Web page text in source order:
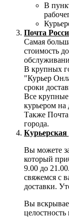
В
Почта
Самая
стоимость
В крупных
"Курьер
сроки
Все крупные
курьером на
Также Почта
города.
Курьерская
Вы можете
который
9.00 до
свяжемся с
доставки.
Вы